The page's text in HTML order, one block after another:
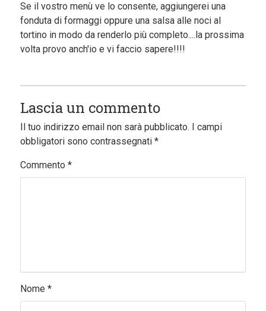
Se il vostro menù ve lo consente, aggiungerei una
fonduta di formaggi oppure una salsa alle noci al
tortino in modo da renderlo più completo....la prossima
volta provo anch'io e vi faccio sapere!!!!
Lascia un commento
Il tuo indirizzo email non sarà pubblicato. I campi
obbligatori sono contrassegnati *
Commento *
Nome *